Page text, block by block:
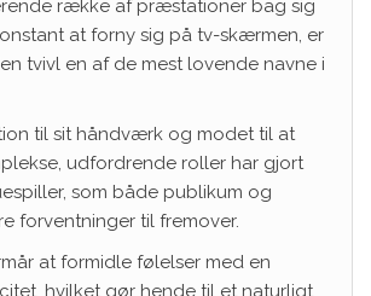
række af præstationer bag sig
at forny sig på tv-skærmen, er
tvivl en af de mest lovende navne i
til sit håndværk og modet til at
udfordrende roller har gjort
som både publikum og
forventninger til fremover.
at formidle følelser med en
hvilket gør hende til et naturligt